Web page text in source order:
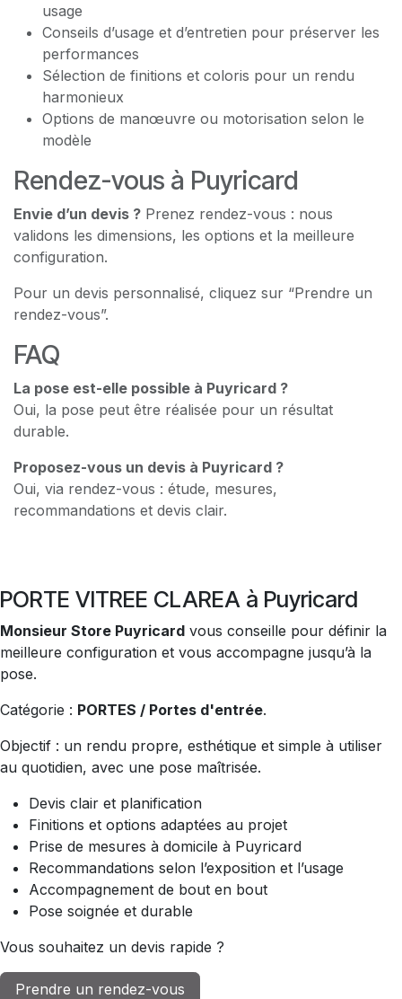
usage
Conseils d’usage et d’entretien pour préserver les
performances
Sélection de finitions et coloris pour un rendu
harmonieux
Options de manœuvre ou motorisation selon le
modèle
Rendez-vous à Puyricard
Envie d’un devis ? Prenez rendez-vous : nous
validons les dimensions, les options et la meilleure
configuration.
Pour un devis personnalisé, cliquez sur “Prendre un
rendez-vous”.
FAQ
La pose est-elle possible à Puyricard ?
Oui, la pose peut être réalisée pour un résultat
durable.
Proposez-vous un devis à Puyricard ?
Oui, via rendez-vous : étude, mesures,
recommandations et devis clair.
PORTE VITREE CLAREA à Puyricard
Monsieur Store Puyricard vous conseille pour définir la
meilleure configuration et vous accompagne jusqu’à la
pose.
Catégorie : PORTES / Portes d'entrée.
Objectif : un rendu propre, esthétique et simple à utiliser
au quotidien, avec une pose maîtrisée.
Devis clair et planification
Finitions et options adaptées au projet
Prise de mesures à domicile à Puyricard
Recommandations selon l’exposition et l’usage
Accompagnement de bout en bout
Pose soignée et durable
Vous souhaitez un devis rapide ?
Prendre un rendez-vous